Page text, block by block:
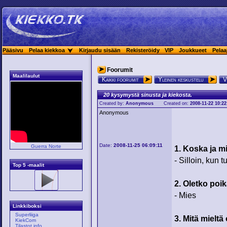
Pääsivu Pelaa kiekkoa Kirjaudu sisään Rekisteröidy VIP Joukkueet
Maalilaulut
Guerra Norte
Top 5 -maalit
Linkkiboksi
Superliiga
KiekCom
Tilastot.info
Foorumit
Kaikki foorumit Yleinen keskustelu
20 kysymystä sinusta ja kiekosta.
Created by: Anonymous Created on:2008-11-22
Anonymous
Date:2008-11-25 06:09:11
1. Koska ja
- Silloin, kun
2. Oletko
- Mies
3. Mitä